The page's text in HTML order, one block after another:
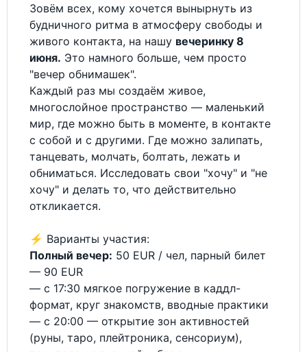
Зовём всех, кому хочется вынырнуть из
будничного ритма в атмосферу свободы и
живого контакта, на нашу вечеринку 8
июня. Это намного больше, чем просто
"вечер обнимашек".
Каждый раз мы создаём живое,
многослойное пространство — маленький
мир, где можно быть в моменте, в контакте
с собой и с другими. Где можно залипать,
танцевать, молчать, болтать, лежать и
обниматься. Исследовать свои "хочу" и "не
хочу" и делать то, что действительно
откликается.
⚡️ Варианты участия:
Полный вечер: 50 EUR / чел, парный билет
— 90 EUR
— с 17:30 мягкое погружение в каддл-
формат, круг знакомств, вводные практики
— с 20:00 — открытие зон активностей
(руны, таро, плейтроника, cенсориум),